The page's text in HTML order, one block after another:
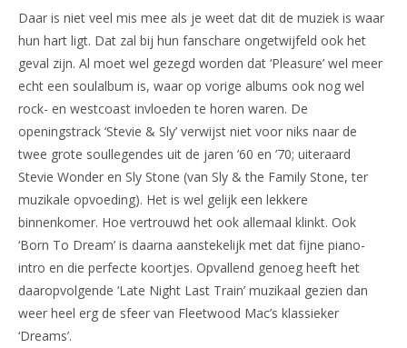
Daar is niet veel mis mee als je weet dat dit de muziek is waar
hun hart ligt. Dat zal bij hun fanschare ongetwijfeld ook het
geval zijn. Al moet wel gezegd worden dat ‘Pleasure’ wel meer
echt een soulalbum is, waar op vorige albums ook nog wel
rock- en westcoast invloeden te horen waren. De
openingstrack ‘Stevie & Sly’ verwijst niet voor niks naar de
twee grote soullegendes uit de jaren ’60 en ’70; uiteraard
Stevie Wonder en Sly Stone (van Sly & the Family Stone, ter
muzikale opvoeding). Het is wel gelijk een lekkere
binnenkomer. Hoe vertrouwd het ook allemaal klinkt. Ook
‘Born To Dream’ is daarna aanstekelijk met dat fijne piano-
intro en die perfecte koortjes. Opvallend genoeg heeft het
daaropvolgende ‘Late Night Last Train’ muzikaal gezien dan
weer heel erg de sfeer van Fleetwood Mac’s klassieker
‘Dreams’.